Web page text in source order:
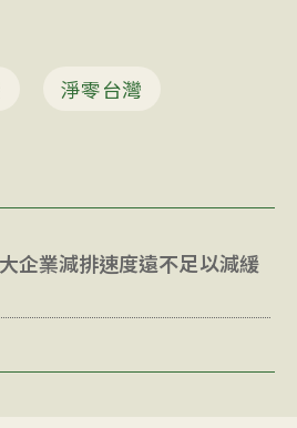
淨零台灣
企業減排速度遠不足以減緩